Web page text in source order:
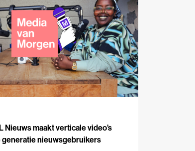
Nieuws maakt verticale video’s
generatie nieuwsgebruikers